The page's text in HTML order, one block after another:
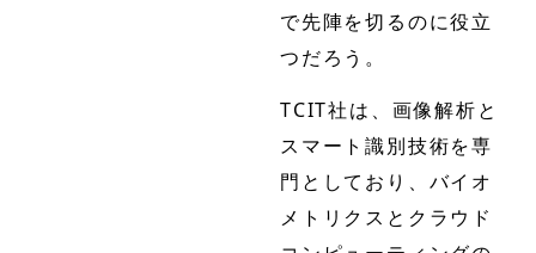
で先陣を切るのに役立
つだろう。
TCIT社は、画像解析と
スマート識別技術を専
門としており、バイオ
メトリクスとクラウド